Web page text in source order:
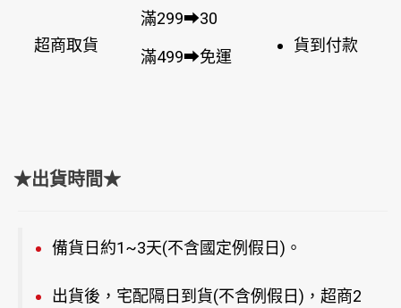
超商取貨
滿299➡30
滿499➡免運
貨到付款
★出貨時間★
備貨日約1~3天(不含國定例假日)。
出貨後，宅配隔日到貨(不含例假日)，超商2